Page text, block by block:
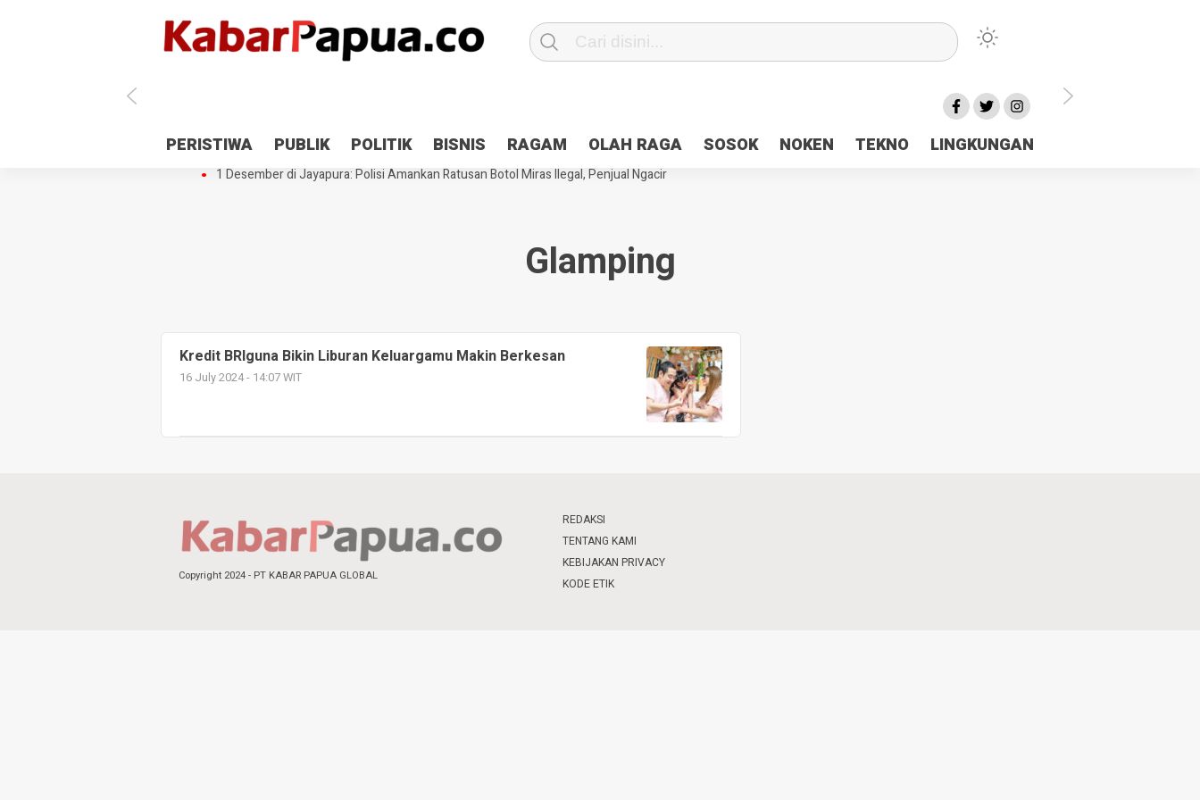
PERISTIWA PUBLIK POLITIK BISNIS RAGAM OLAH RAGA SOSOK NOKEN TEKNO LINGKUNGAN
Antisipasi 1 Desember, TNI Polri Patroli 2×24 jam di Kota Jayapura
Pesan Sejuk Polri di Deklarasi Pemilu Ceria Tanah Papua
Gedung Perpustakaan SMPN 5 Sentani Terbakar
Hibah Pilkada Jayapura Cair 10 Persen, Deposit Kas Daerah Rp23 Miliar Disorot
1 Desember di Jayapura: Polisi Amankan Ratusan Botol Miras Ilegal, Penjual Ngacir
Glamping
Kredit BRIguna Bikin Liburan Keluargamu Makin Berkesan
16 July 2024 - 14:07 WIT
Copyright 2024 - PT KABAR PAPUA GLOBAL
REDAKSI
TENTANG KAMI
KEBIJAKAN PRIVACY
KODE ETIK